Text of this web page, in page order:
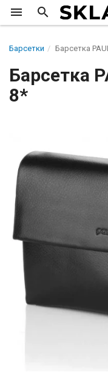
Барсетки Барсетка
Барсетка
8*